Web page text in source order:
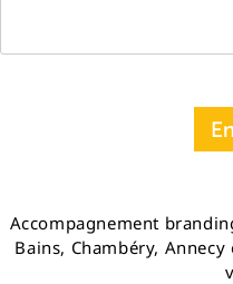
Accompagnement
Bains, Chambéry,